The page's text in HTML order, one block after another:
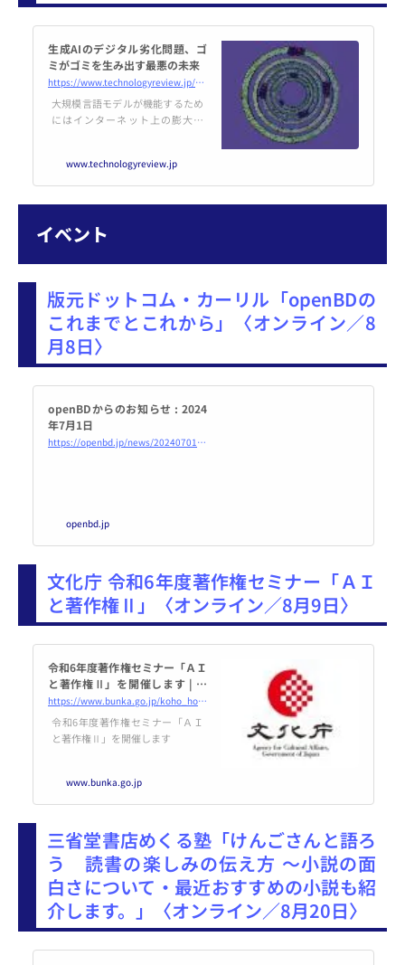
生成AIのデジタル劣化問題、ゴ
ミがゴミを生み出す最悪の未来
https://www.technologyreview.jp/s/342345/ai-trained-on-ai-garbage-spits-out-ai-garbage/
大規模言語モデルが機能するため
にはインターネット上の膨大な
ページがネット上に急増すると、
そのデータで訓練された大規模言
www.technologyreview.jp
イベント
版元ドットコム・カーリル「openBDの
これまでとこれから」〈オンライン／8
月8日〉
openBDからのお知らせ : 2024
年7月1日
https://openbd.jp/news/20240701.html
openbd.jp
文化庁 令和6年度著作権セミナー「ＡＩ
と著作権Ⅱ」〈オンライン／8月9日〉
令和6年度著作権セミナー「ＡＩ
と著作権Ⅱ」を開催します | 文
化庁
https://www.bunka.go.jp/koho_hodo_oshirase/hodohappyo/94085801.html
令和6年度著作権セミナー「ＡＩ
と著作権Ⅱ」を開催します
www.bunka.go.jp
三省堂書店めくる塾「けんごさんと語ろ
う 読書の楽しみの伝え方 〜小説の面
白さについて・最近おすすめの小説も紹
介します。」〈オンライン／8月20日〉